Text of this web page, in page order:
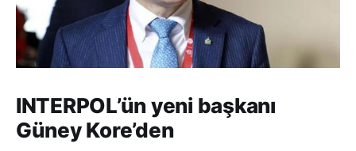
INTERPOL’ün yeni başkanı
Güney Kore’den